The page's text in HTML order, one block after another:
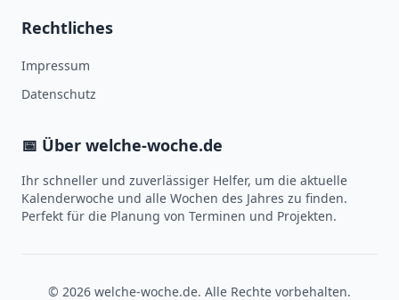
Rechtliches
Impressum
Datenschutz
📅 Über welche-woche.de
Ihr schneller und zuverlässiger Helfer, um die aktuelle
Kalenderwoche und alle Wochen des Jahres zu finden.
Perfekt für die Planung von Terminen und Projekten.
© 2026 welche-woche.de. Alle Rechte vorbehalten.